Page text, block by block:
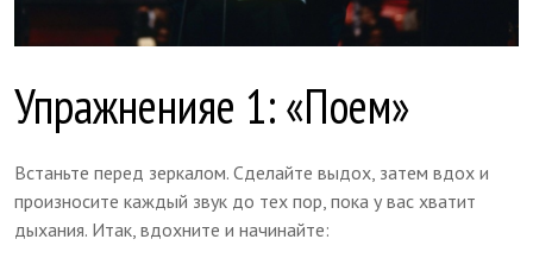
Упражненияе 1: «Поем»
Встаньте перед зеркалом. Сделайте выдох, затем вдох и
произносите каждый звук до тех пор, пока у вас хватит
дыхания. Итак, вдохните и начинайте: